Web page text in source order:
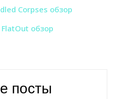
Corpses обзор
FlatOut обзор
посты